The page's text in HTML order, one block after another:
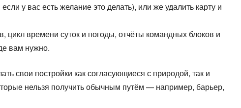
у вас есть желание это делать), или же удалить карту и
времени суток и погоды, отчёты командных блоков и
вам нужно.
свои постройки как согласующиеся с природой, так и
нельзя получить обычным путём — например, барьер,